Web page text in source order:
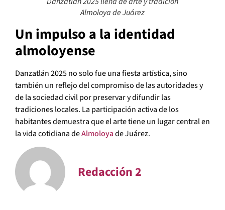
Almoloya de Juárez
Un impulso a la identidad
almoloyense
Danzatlán 2025 no solo fue una fiesta artística, sino
también un reflejo del compromiso de las autoridades y
de la sociedad civil por preservar y difundir las
tradiciones locales. La participación activa de los
habitantes demuestra que el arte tiene un lugar central en
la vida cotidiana deAlmoloyade Juárez.
Redacción 2